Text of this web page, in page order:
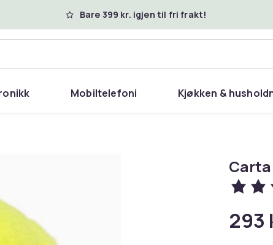
Bare 399 kr. igjen til fri frakt!
Mobiltelefoni Kjøkken &
293